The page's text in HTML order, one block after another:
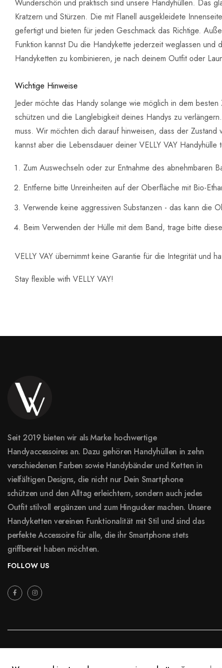
Wunderschön und praktisch sind unsere Handyhüllen. Das
Kratzern und Stürzen. Die mit Flanell ausgekleidete
gefertigt und bieten für jeden Geschmack das Richtige.
Funktion kannst Du die Handykette jederzeit weglassen
Handyketten zu kombinieren, je nach deinem Outfit oder
Wichtige Hinweise
Jeder möchte das Handy solange wie möglich in dem
schützen und die Langlebigkeit deines Handys zu
muss. Wir möchten dich darauf hinweisen, dass der
kannst aber die Lebensdauer deiner VELLY VAY
Zum Auswechseln oder zur Entnahme des abnehmbaren
Entferne bitte Unreinheiten auf der Oberfläche mit Bio-
Verwende keine aggressiven Substanzen - das kann die
Beim Verwenden der Hülle mit dem Band, trage bitte
VELLY VAY übernimmt keine Garantie für die Integrität und
Stay flexible with VELLY VAY!
Seit 2019 bieten wir als Marke hochwertige
Handyaccessoires an. Dazu gehören Handyhüllen in zehn
verschiedenen Farben sowie Handybänder und Ketten in
vielfältigen Designs, die nicht nur Dein Smartphone
schützen und den Alltag erleichtern, sondern auch jedes
Outfit stilvoll ergänzen und zum Hingucker machen. Unsere
Handyketten vereinen Funktionalität mit Stil und sind das
perfekte Accessoire für alle, die ihr Smartphone stets
griffbereit haben möchten.
FOLLOW US